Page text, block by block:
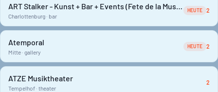
ART Stalker - Kunst + Bar + Events (Fete de la Musique)
Charlottenburg · bar
HEUTE 2
Atemporal
Mitte · gallery
HEUTE 2
ATZE Musiktheater
Tempelhof · theater
2